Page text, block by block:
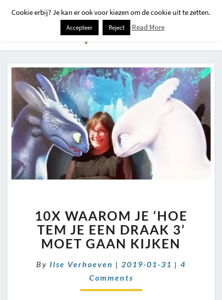
WAAROM
JE
‘HOE
TEM
EEN
DRAAK
3’
10X WAAROM JE ‘HOE
TEM JE EEN DRAAK 3’
MOET GAAN KIJKEN
By Ilse Verhoeven | 2019-01-31 | 4
Comments
Cookie erbij? Je kan er ook voor kiezen om de cookie uit te zetten.
Accepteer Reject Read More